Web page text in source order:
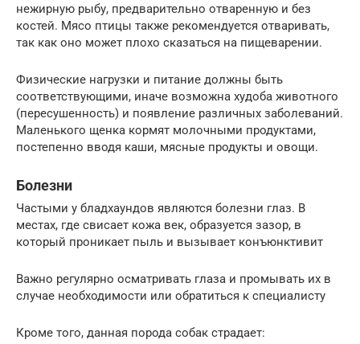
нежирную рыбу, предварительно отваренную и без
костей. Мясо птицы также рекомендуется отваривать,
так как оно может плохо сказаться на пищеварении.
Физические нагрузки и питание должны быть
соответствующими, иначе возможна худоба животного
(пересушенность) и появление различных заболеваний.
Маленького щенка кормят молочными продуктами,
постепенно вводя каши, мясные продукты и овощи.
Болезни
Частыми у бладхаундов являются болезни глаз. В
местах, где свисает кожа век, образуется зазор, в
который проникает пыль и вызывает конъюнктивит
Важно регулярно осматривать глаза и промывать их в
случае необходимости или обратиться к специалисту
Кроме того, данная порода собак страдает: